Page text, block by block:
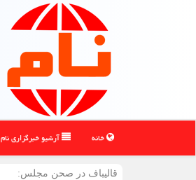
خانه آرشیو خبرگزاری نام
قالیباف در صحن مجلس: